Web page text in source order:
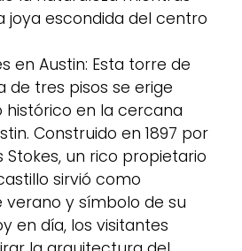
joya escondida del centro
en Austin: Esta torre de
de tres pisos se erige
histórico en la cercana
Construido en 1897 por
Stokes, un rico propietario
sirvió como
verano y símbolo de su
en día, los visitantes